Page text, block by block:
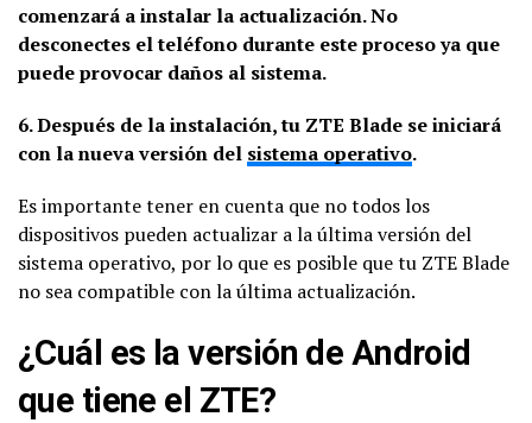
comenzará a instalar la actualización. No
desconectes el teléfono durante este proceso ya que
puede provocar daños al sistema.
6. Después de la instalación, tu ZTE Blade se iniciará
con la nueva versión del sistema operativo.
Es importante tener en cuenta que no todos los
dispositivos pueden actualizar a la última versión del
sistema operativo, por lo que es posible que tu ZTE Blade
no sea compatible con la última actualización.
¿Cuál es la versión de Android
que tiene el ZTE?